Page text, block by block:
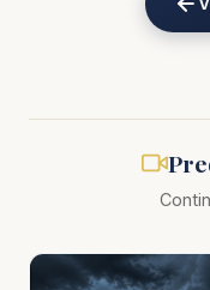
când nu mai ai
Dumnezeu nu
circumstanțelor,
Dumnezeu
intră cu tine în
Dumnezeu nu